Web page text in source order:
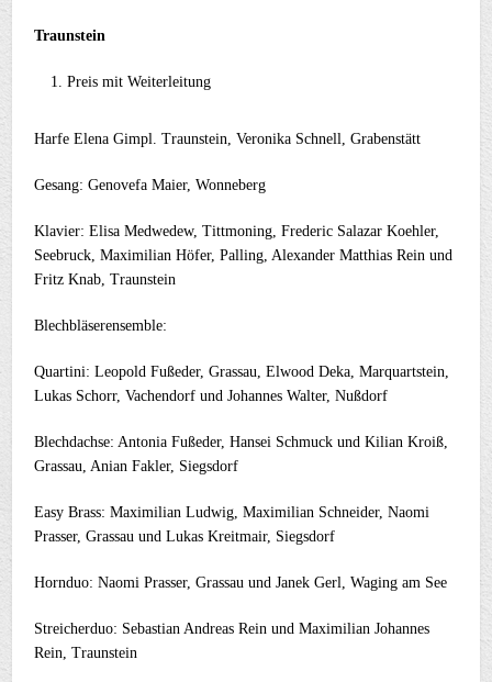
Traunstein
Preis mit Weiterleitung
Harfe Elena Gimpl. Traunstein, Veronika Schnell, Grabenstätt
Gesang: Genovefa Maier, Wonneberg
Klavier: Elisa Medwedew, Tittmoning, Frederic Salazar Koehler,
Seebruck, Maximilian Höfer, Palling, Alexander Matthias Rein und
Fritz Knab, Traunstein
Blechbläserensemble:
Quartini: Leopold Fußeder, Grassau, Elwood Deka, Marquartstein,
Lukas Schorr, Vachendorf und Johannes Walter, Nußdorf
Blechdachse: Antonia Fußeder, Hansei Schmuck und Kilian Kroiß,
Grassau, Anian Fakler, Siegsdorf
Easy Brass: Maximilian Ludwig, Maximilian Schneider, Naomi
Prasser, Grassau und Lukas Kreitmair, Siegsdorf
Hornduo: Naomi Prasser, Grassau und Janek Gerl, Waging am See
Streicherduo: Sebastian Andreas Rein und Maximilian Johannes
Rein, Traunstein